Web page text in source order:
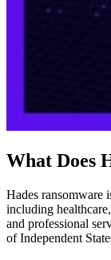
What Does
Hades ransomware
including
and professional
of Independent